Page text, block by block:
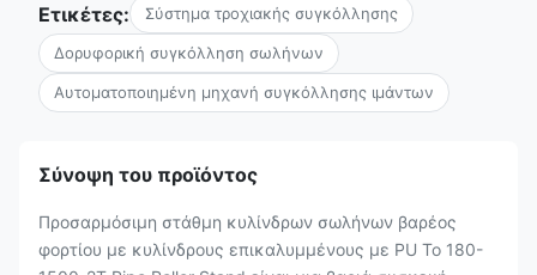
Ετικέτες: Σύστημα τροχιακής συγκόλλησης
Δορυφορική συγκόλληση σωλήνων
Αυτοματοποιημένη μηχανή συγκόλλησης ιμάντων
Σύνοψη του προϊόντος
Προσαρμόσιμη στάθμη κυλίνδρων σωλήνων βαρέος
φορτίου με κυλίνδρους επικαλυμμένους με PU Το 180-